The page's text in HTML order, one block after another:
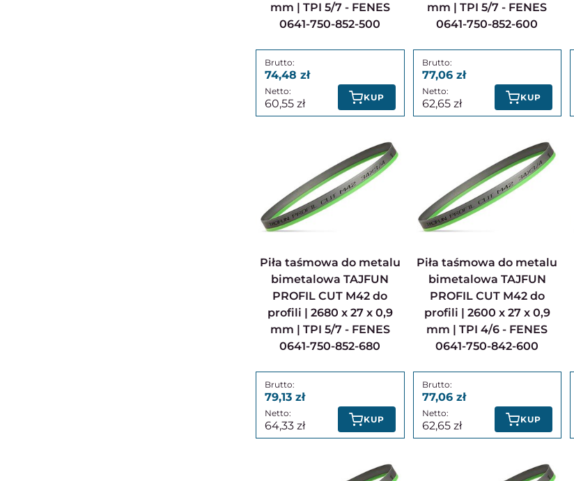
mm | TPI 5/7 - FENES
0641-750-852-500
74,48
60,55 KUP
mm | TPI 5/7 - FENES
0641-750-852-600
77,06
62,65 KUP
Piła taśmowa do metalu
bimetalowa TAJFUN
PROFIL CUT M42 do
profili | 2680 x 27 x 0,9
mm | TPI 5/7 - FENES
0641-750-852-680
79,13
64,33 KUP
Piła taśmowa do metalu
bimetalowa TAJFUN
PROFIL CUT M42 do
profili | 2600 x 27 x 0,9
mm | TPI 4/6 - FENES
0641-750-842-600
77,06
62,65 KUP